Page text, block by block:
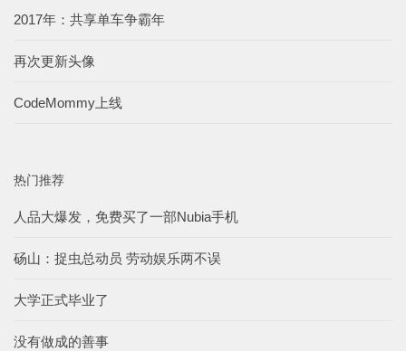
2017年：共享单车争霸年
再次更新头像
CodeMommy上线
热门推荐
人品大爆发，免费买了一部Nubia手机
砀山：捉虫总动员 劳动娱乐两不误
大学正式毕业了
没有做成的善事